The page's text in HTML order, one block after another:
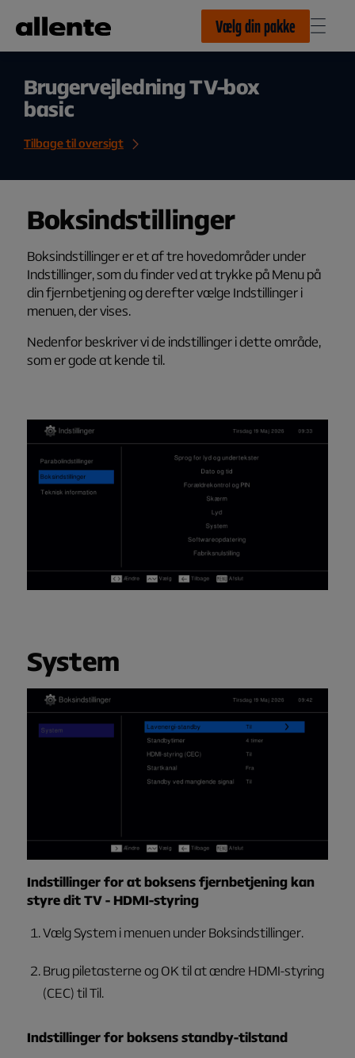
Vælg din pakke
Brugervejledning TV-box
basic
Tilbage til oversigt
Boksindstillinger
Boksindstillinger er et af tre hovedområder under
Indstillinger, som du finder ved at trykke påMenupå
din fjernbetjening og derefter vælge Indstillingeri
menuen, der vises.
Nedenfor beskriver vi de indstillinger i dette område,
som er gode at kende til.
System
Indstillinger for at boksens fjernbetjening kan
styre dit TV - HDMI-styring
VælgSystemi menuen underBoksindstillinger.
Brug piletasterne og OK til at ændre HDMI-styring
(CEC)tilTil.
Indstillinger for boksens standby-tilstand